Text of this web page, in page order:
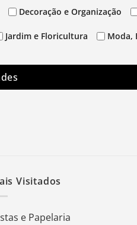
Decoração e Organização
Jardim e Floricultura Moda,
Visitados
e Papelaria